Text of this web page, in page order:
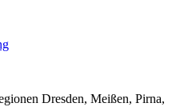
Dresden, Meißen, Pirna,